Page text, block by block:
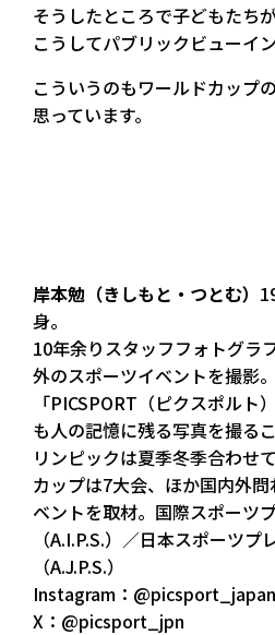
そうしたところで子どもたち
こうしてパブリックビューイ
こういうのもワールドカップ
思っています。
岸本勉（きしもと・つとむ）
身。
10年余りスタッフフォトグラ
外のスポーツイベントを撮影
「PICSPORT（ピクスポルト
も人の記憶に残る写真を撮る
リンピックは夏季冬季合わせ
カップは7大会、ほか国内外
ベントを取材。国際スポーツ
（A.I.P.S.）／日本スポーツプ
（A.J.P.S.）
Instagram：@picsport_japan
X：@picsport_jpn